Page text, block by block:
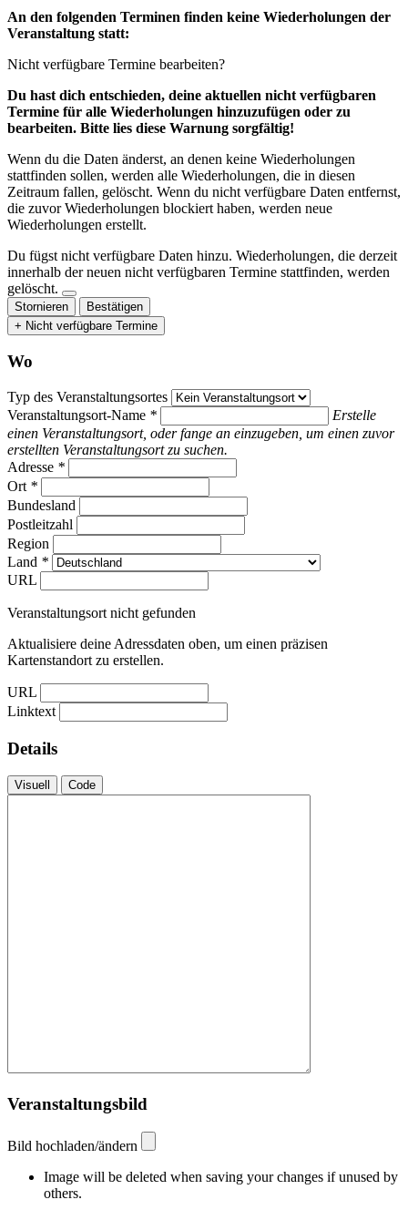
An den folgenden Terminen finden keine Wiederholungen der
Veranstaltung statt:
Nicht verfügbare Termine bearbeiten?
Du hast dich entschieden, deine aktuellen nicht verfügbaren
Termine für alle Wiederholungen hinzuzufügen oder zu
bearbeiten. Bitte lies diese Warnung sorgfältig!
Wenn du die Daten änderst, an denen keine Wiederholungen
stattfinden sollen, werden alle Wiederholungen, die in diesen
Zeitraum fallen, gelöscht. Wenn du nicht verfügbare Daten entfernst,
die zuvor Wiederholungen blockiert haben, werden neue
Wiederholungen erstellt.
Du fügst nicht verfügbare Daten hinzu. Wiederholungen, die derzeit
innerhalb der neuen nicht verfügbaren Termine stattfinden, werden
gelöscht.
Stornieren
Bestätigen
+ Nicht verfügbare Termine
Wo
Typ des Veranstaltungsortes
Veranstaltungsort-Name *
Erstelle
einen Veranstaltungsort, oder fange an einzugeben, um einen zuvor
erstellten Veranstaltungsort zu suchen.
Adresse *
Ort *
Bundesland
Postleitzahl
Region
Land *
URL
Veranstaltungsort nicht gefunden
Aktualisiere deine Adressdaten oben, um einen präzisen
Kartenstandort zu erstellen.
URL
Linktext
Details
Visuell Code
Veranstaltungsbild
Bild hochladen/ändern
Image will be deleted when saving your changes if unused by
others.